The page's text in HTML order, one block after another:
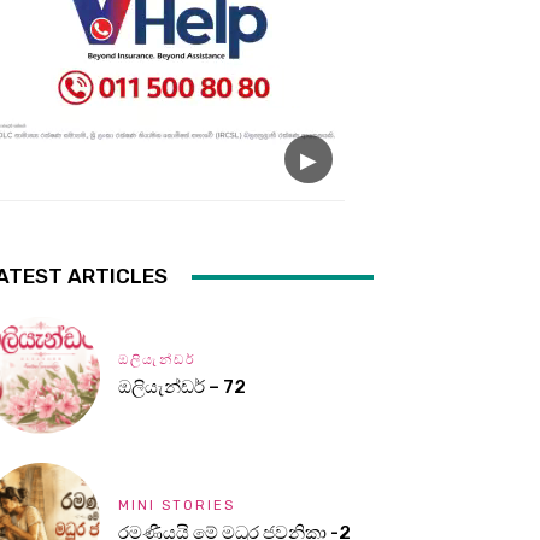
ARTICLES
ඔලියැන්ඩර්
ඔලියැන්ඩර් – 72
MINI STORIES
රමණීයයි මේ මධුර ජවනිකා -2